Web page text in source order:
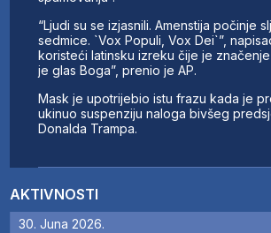
AKTIVNOSTI
30. Juna 2026.
“Ljudi su se izjasnili. Amenstija počinje
sedmice. `Vox Populi, Vox Dei`”,
koristeći latinsku izreku čije je značenje
je glas Boga”, prenio je AP.
Mask je upotrijebio istu frazu kada je
ukinuo suspenziju naloga bivšeg
Donalda Trampa.